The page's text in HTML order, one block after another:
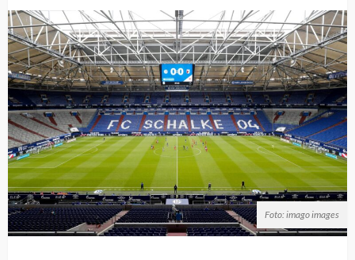
Foto: imago images